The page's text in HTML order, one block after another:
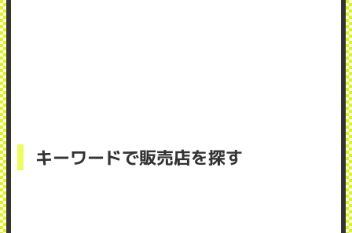
キーワードで販売店を探す